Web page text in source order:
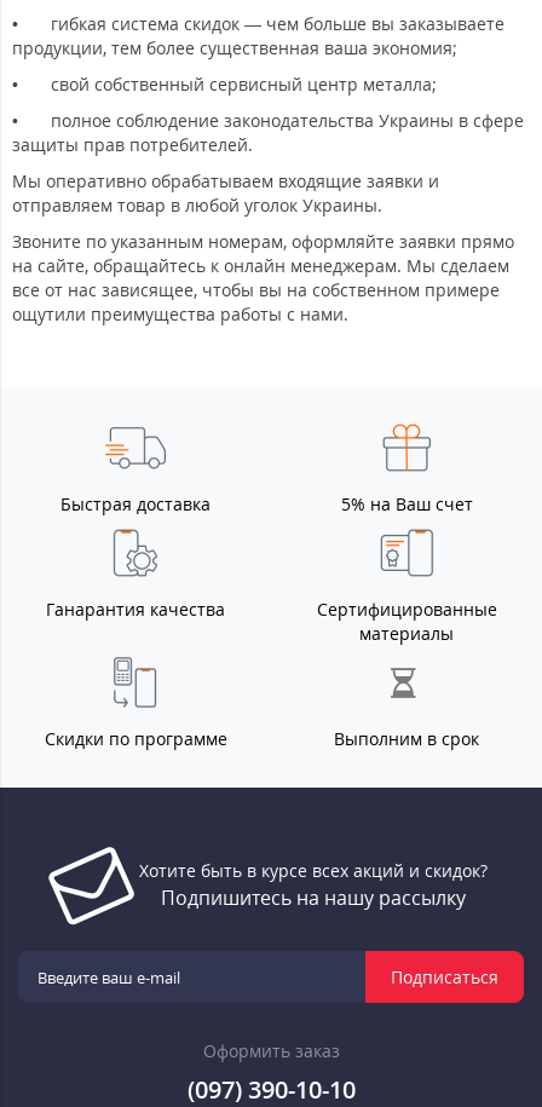
•
гибкая система скидок — чем больше вы заказываете
продукции, тем более существенная ваша экономия;
•
свой собственный сервисный центр металла;
•
полное соблюдение законодательства Украины в сфере
защиты прав потребителей.
Мы оперативно обрабатываем входящие заявки и
отправляем товар в любой уголок Украины.
Звоните по указанным номерам, оформляйте заявки прямо
на сайте, обращайтесь к онлайн менеджерам. Мы сделаем
все от нас зависящее, чтобы вы на собственном примере
ощутили преимущества работы с нами.
Быстрая доставка 5% на Ваш счет
Ганарантия качества
Сертифицированные
материалы
Скидки по программе Выполним в срок
Хотите быть в курсе всех акций и скидок?
Подпишитесь на нашу рассылку
Подписаться
Оформить заказ
(097) 390-10-10